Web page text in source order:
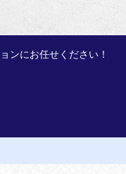
ンにお任せください！